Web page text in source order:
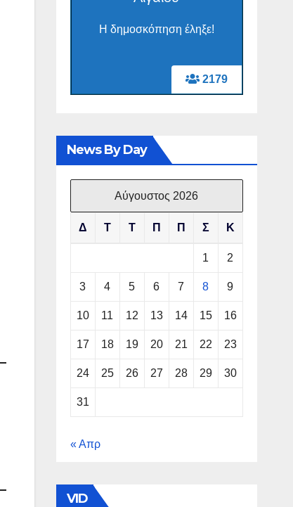
2179
Η δημοσκόπηση έληξε!
News By Day
Αύγουστος 2026
Δ Τ Τ Π Π Σ Κ
1 2
3 4 5 6 7 8 9
10 11 12 13 14 15 16
17 18 19 20 21 22 23
24 25 26 27 28 29 30
31
« Απρ
VID